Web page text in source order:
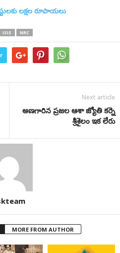
లక్షల రూపాయలు
ISIS NRC
Next article
అణగారిన ప్రజల ఆశా జ్యోతి కర్నె
శ్రీశైలం ఇక లేరు
MORE FROM AUTHOR